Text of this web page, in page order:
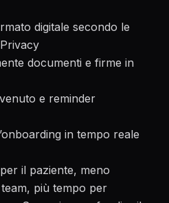
digitale secondo le
documenti e firme in
e reminder
in tempo reale
il paziente, meno
più tempo per